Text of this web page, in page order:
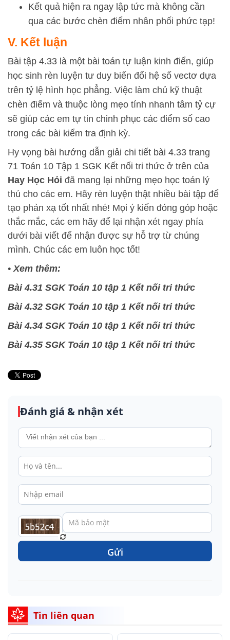
Kết quả hiện ra ngay lập tức mà không cần
qua các bước chèn điểm nhân phối phức tạp!
V. Kết luận
Bài tập 4.33 là một bài toán tự luận kinh điển, giúp
học sinh rèn luyện tư duy biến đổi hệ số vectơ dựa
trên tỷ lệ hình học phẳng. Việc làm chủ kỹ thuật
chèn điểm và thuộc lòng mẹo tính nhanh tâm tỷ cự
sẽ giúp các em tự tin chinh phục các điểm số cao
trong các bài kiểm tra định kỳ.
Hy vọng bài hướng dẫn giải chi tiết bài 4.33 trang
71 Toán 10 Tập 1 SGK Kết nối tri thức ở trên của
Hay Học Hỏi đã mang lại những mẹo học toán lý
thú cho các em. Hãy rèn luyện thật nhiều bài tập để
tạo phản xạ tốt nhất nhé! Mọi ý kiến đóng góp hoặc
thắc mắc, các em hãy để lại nhận xét ngay phía
dưới bài viết để nhận được sự hỗ trợ từ chúng
mình. Chúc các em luôn học tốt!
• Xem thêm:
Bài 4.31 SGK Toán 10 tập 1 Kết nối tri thức
Bài 4.32 SGK Toán 10 tập 1 Kết nối tri thức
Bài 4.34 SGK Toán 10 tập 1 Kết nối tri thức
Bài 4.35 SGK Toán 10 tập 1 Kết nối tri thức
Đánh giá & nhận xét
Gửi
Tin liên quan